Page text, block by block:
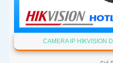
CAMERA IP HIKVISION